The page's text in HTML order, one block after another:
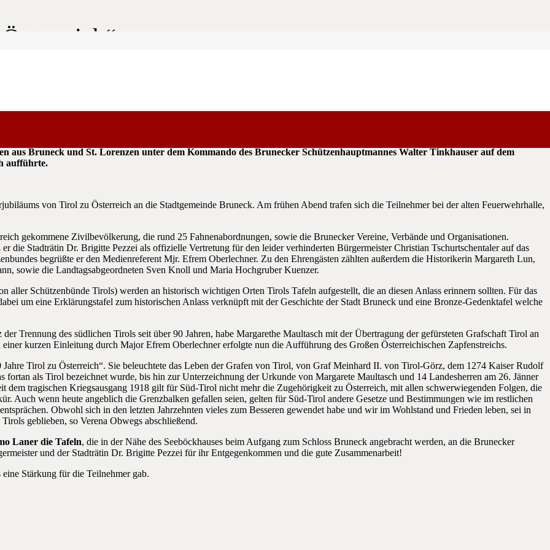
aus Bruneck und St. Lorenzen unter dem Kommando des Brunecker Schützenhauptmannes Walter Tinkhauser auf dem
aufführte.
von Tirol zu Österreich an die Stadtgemeinde Bruneck. Am frühen Abend trafen sich die Teilnehmer bei der alten Feuerwehrhalle,
gekommene Zivilbevölkerung, die rund 25 Fahnenabordnungen, sowie die Brunecker Vereine, Verbände und Organisationen.
die Stadträtin Dr. Brigitte Pezzei als offizielle Vertretung für den leider verhinderten Bürgermeister Christian Tschurtschentaler auf das
begrüßte er den Medienreferent Mjr. Efrem Oberlechner. Zu den Ehrengästen zählten außerdem die Historikerin Margareth Lun,
sowie die Landtagsabgeordneten Sven Knoll und Maria Hochgruber Kuenzer.
aller Schützenbünde Tirols) werden an historisch wichtigen Orten Tirols Tafeln aufgestellt, die an diesen Anlass erinnern sollten. Für das
um eine Erklärungstafel zum historischen Anlass verknüpft mit der Geschichte der Stadt Bruneck und eine Bronze-Gedenktafel welche
der Trennung des südlichen Tirols seit über 90 Jahren, habe Margarethe Maultasch mit der Übertragung der gefürsteten Grafschaft Tirol an
kurzen Einleitung durch Major Efrem Oberlechner erfolgte nun die Aufführung des Großen Österreichischen Zapfenstreichs.
Jahre Tirol zu Österreich“. Sie beleuchtete das Leben der Grafen von Tirol, von Graf Meinhard II. von Tirol-Görz, dem 1274 Kaiser Rudolf
fortan als Tirol bezeichnet wurde, bis hin zur Unterzeichnung der Urkunde von Margarete Maultasch und 14 Landesherren am 26. Jänner
dem tragischen Kriegsausgang 1918 gilt für Süd-Tirol nicht mehr die Zugehörigkeit zu Österreich, mit allen schwerwiegenden Folgen, die
Auch wenn heute angeblich die Grenzbalken gefallen seien, gelten für Süd-Tirol andere Gesetze und Bestimmungen wie im restlichen
Obwohl sich in den letzten Jahrzehnten vieles zum Besseren gewendet habe und wir im Wohlstand und Frieden leben, sei in
geblieben, so Verena Obwegs abschließend.
Laner die Tafeln, die in der Nähe des Seeböckhauses beim Aufgang zum Schloss Bruneck angebracht werden, an die Brunecker
und der Stadträtin Dr. Brigitte Pezzei für ihr Entgegenkommen und die gute Zusammenarbeit!
eine Stärkung für die Teilnehmer gab.